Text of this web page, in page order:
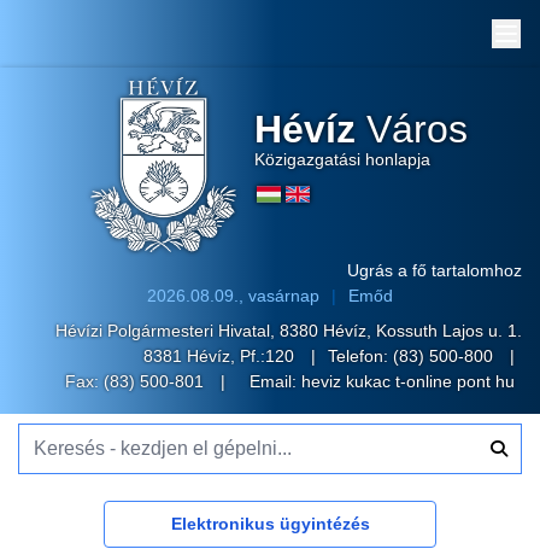
Hévíz Város
Közigazgatási honlapja
Ugrás a fő tartalomhoz
2026.08.09., vasárnap
Emőd
Hévízi Polgármesteri Hivatal, 8380 Hévíz, Kossuth Lajos u. 1.
8381 Hévíz, Pf.:120
Telefon: (83) 500-800
Fax: (83) 500-801
Email: heviz kukac t-online pont hu
Elektronikus ügyintézés